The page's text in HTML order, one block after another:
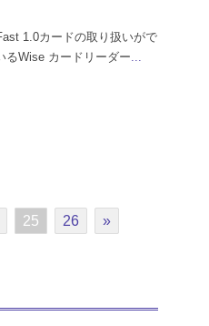
1.0カードの取り扱いがで
るWise カードリーダー...
25 26 »